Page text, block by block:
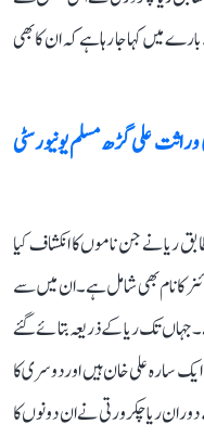
میں کہا جا رہا ہے کہ ان کا بھی
علی گڑھ مسلم یونیورسٹی
خبر کے مطابق ریا نے جن ناموں کا انکشاف کیا
کا نام بھی شامل ہے۔ ان میں سے
جہاں تک ریا کے ذریعہ بتائے گئے
سارہ علی خان ہیں اور دوسری کا
ریا چکرورتی نے ان دونوں کا